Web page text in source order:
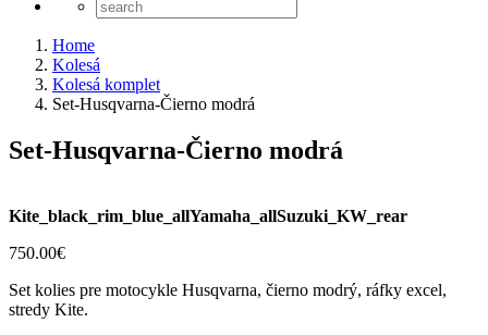
Home
Kolesá
Kolesá komplet
Set-Husqvarna-Čierno modrá
Set-Husqvarna-Čierno modrá
Kite_black_rim_blue_allYamaha_allSuzuki_KW_rear
750.00€
Set kolies pre motocykle Husqvarna, čierno modrý, ráfky excel,
stredy Kite.